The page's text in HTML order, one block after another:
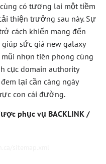
có tương lai một tiềm
thiện trưởng sau này. Sự
cách khiến mang đến
sức giá new galaxy
nhọn tiên phong cùng
cục domain authority
lại cần càng ngày
con cái đường.
phục vụ BACKLINK /